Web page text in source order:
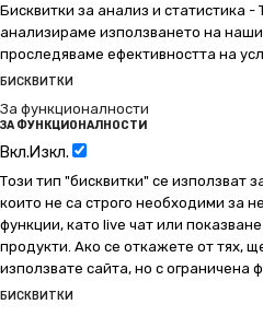
Бисквитки за анализ и статистика -
анализираме използването на
проследяваме ефективността на
БИСКВИТКИ
За функционалности
ЗА ФУНКЦИОНАЛНОСТИ
Вкл.Изкл.
Този тип "бисквитки" се използват
които не са строго необходими за
функции, като live чат или
продукти. Ако се откажете от тях,
използвате сайта, но с ограничена
БИСКВИТКИ